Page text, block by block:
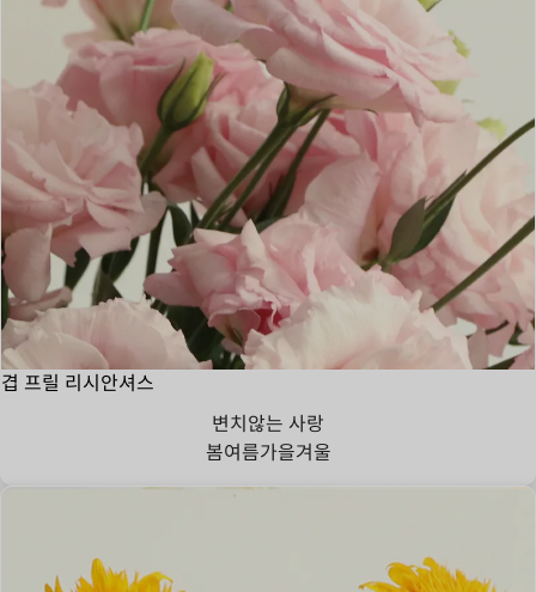
겹 프릴 리시안셔스
변치않는 사랑
봄여름가을겨울